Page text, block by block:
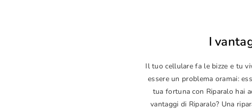
I
Il tuo cellulare fa le bizze e tu
essere un problema oramai:
tua fortuna con Riparalo hai
vantaggi di Riparalo? Una